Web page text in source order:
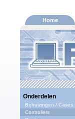
Home
Onderdelen
Behuizingen / Cases
Controllers